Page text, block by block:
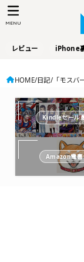
レビュー iPhone
MENU
HOME 日記 「モス
Kindleセール
Amazon電書